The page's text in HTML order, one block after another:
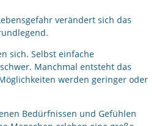
verändert sich das
sich. Selbst einfache
Manchmal entsteht das
werden geringer oder
Bedürfnissen und Gefühlen